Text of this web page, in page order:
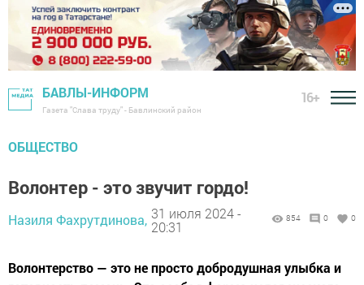
БАВЛЫ-ИНФОРМ
Газета "Слава труду" - Бавлинский район
16+
ОБЩЕСТВО
Волонтер - это звучит гордо!
Назиля Фахрутдинова, 31 июля 2024 -
20:31
854 0 0
Волонтерство — это не просто добродушная улыбка и